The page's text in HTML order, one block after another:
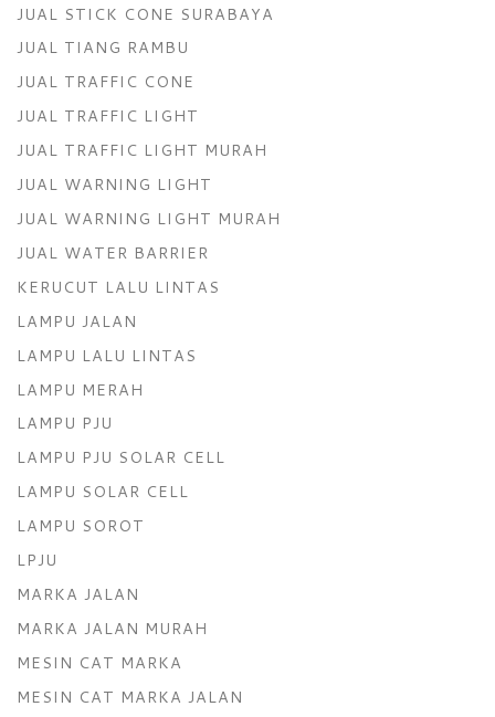
JUAL STICK CONE SURABAYA
JUAL TIANG RAMBU
JUAL TRAFFIC CONE
JUAL TRAFFIC LIGHT
JUAL TRAFFIC LIGHT MURAH
JUAL WARNING LIGHT
JUAL WARNING LIGHT MURAH
JUAL WATER BARRIER
KERUCUT LALU LINTAS
LAMPU JALAN
LAMPU LALU LINTAS
LAMPU MERAH
LAMPU PJU
LAMPU PJU SOLAR CELL
LAMPU SOLAR CELL
LAMPU SOROT
LPJU
MARKA JALAN
MARKA JALAN MURAH
MESIN CAT MARKA
MESIN CAT MARKA JALAN